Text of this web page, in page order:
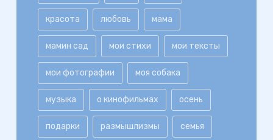
красота любовь мама
мамин сад мои стихи мои тексты
мои фотографии моя собака
музыка о кинофильмах осень
подарки размышлизмы семья